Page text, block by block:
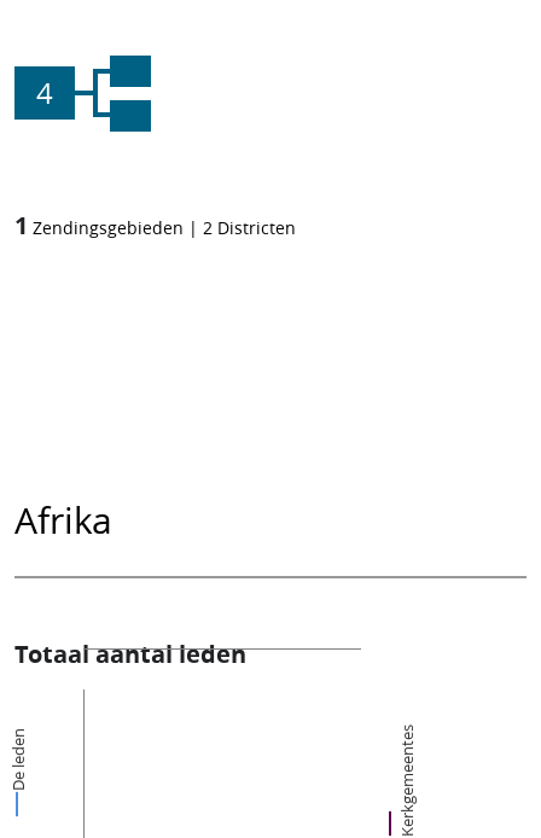
4
1 Zendingsgebieden | 2 Districten
Afrika
Totaal aantal leden
De leden Kerkgemeentes